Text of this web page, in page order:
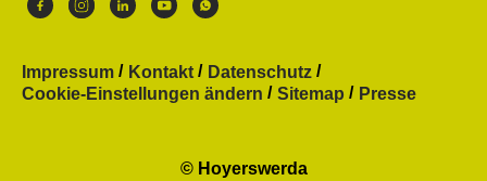
Impressum Kontakt
Datenschutz
Cookie-Einstellungen ändern
Sitemap Presse
© Hoyerswerda